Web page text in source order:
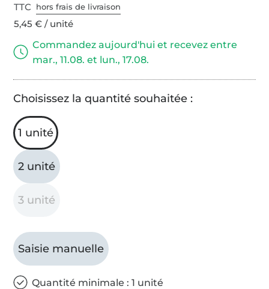
TTC hors frais de livraison
5,45 € / unité
Commandez aujourd'hui et recevez entre
mar., 11.08. et lun., 17.08.
Choisissez la quantité souhaitée :
1 unité
2 unité
3 unité
Saisie manuelle
Quantité minimale : 1 unité